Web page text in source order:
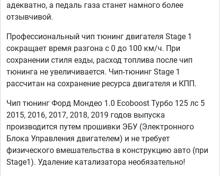
адекватно, а педаль газа станет намного более
отзывчивой.
Профессиональный чип тюнинг двигателя Stage 1
сокращает время разгона с 0 до 100 км/ч. При
сохранении стиля езды, расход топлива после чип
тюнинга не увеличивается. Чип-тюнинг Stage 1
рассчитан на сохранение ресурса двигателя и КПП.
Чип тюнинг Форд Мондео 1.0 Ecoboost Турбо 125 лс 5
2015, 2016, 2017, 2018, 2019 годов выпуска
производится путем прошивки ЭБУ (Электронного
Блока Управления двигателем) и не требует
физического вмешательства в конструкцию авто (при
Stage1). Удаление катализатора необязательно!